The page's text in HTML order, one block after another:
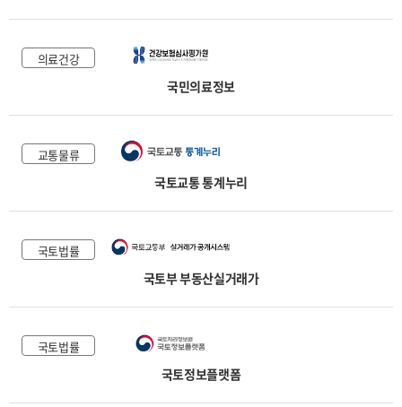
의료건강
국민의료정보
교통물류
국토교통 통계누리
국토법률
국토부 부동산실거래가
국토법률
국토정보플랫폼